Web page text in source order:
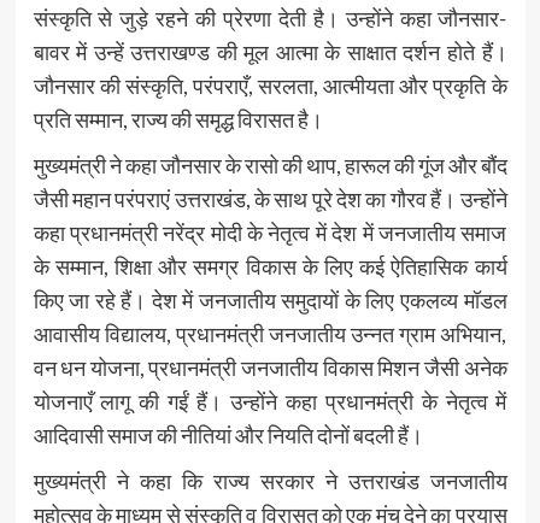
संस्कृति से जुड़े रहने की प्रेरणा देती है। उन्होंने कहा जौनसार-
बावर में उन्हें उत्तराखण्ड की मूल आत्मा के साक्षात दर्शन होते हैं।
जौनसार की संस्कृति, परंपराएँ, सरलता, आत्मीयता और प्रकृति के
प्रति सम्मान, राज्य की समृद्ध विरासत है।
मुख्यमंत्री ने कहा जौनसार के रासो की थाप, हारूल की गूंज और बौंद
जैसी महान परंपराएं उत्तराखंड, के साथ पूरे देश का गौरव हैं। उन्होंने
कहा प्रधानमंत्री नरेंद्र मोदी के नेतृत्व में देश में जनजातीय समाज
के सम्मान, शिक्षा और समग्र विकास के लिए कई ऐतिहासिक कार्य
किए जा रहे हैं। देश में जनजातीय समुदायों के लिए एकलव्य मॉडल
आवासीय विद्यालय, प्रधानमंत्री जनजातीय उन्नत ग्राम अभियान,
वन धन योजना, प्रधानमंत्री जनजातीय विकास मिशन जैसी अनेक
योजनाएँ लागू की गईं हैं। उन्होंने कहा प्रधानमंत्री के नेतृत्व में
आदिवासी समाज की नीतियां और नियति दोनों बदली हैं।
मुख्यमंत्री ने कहा कि राज्य सरकार ने उत्तराखंड जनजातीय
महोत्सव के माध्यम से संस्कृति व विरासत को एक मंच देने का प्रयास